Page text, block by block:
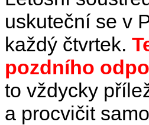
uskuteční se v
každý čtvrtek.
pozdního
to vždycky
a procvičit